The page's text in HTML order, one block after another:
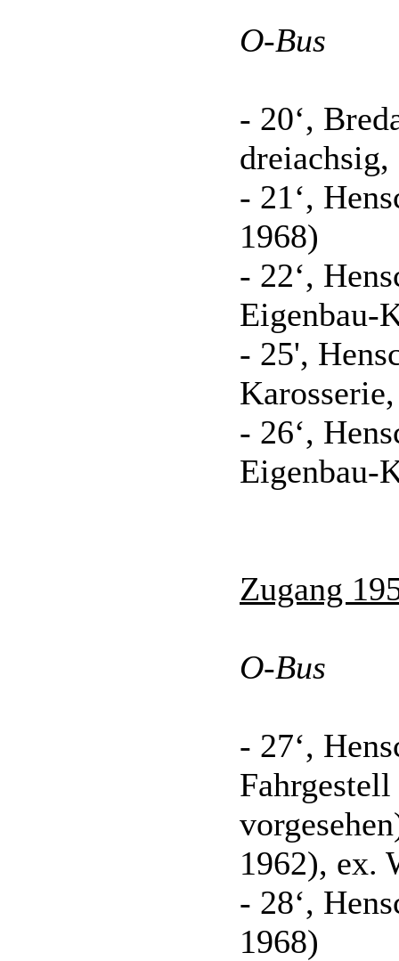
* Es ist nicht zu 100%
Zuordnung erfolgte nach
O-Bus
- 20‘,
- 21‘,
1968)
- 22‘,
Eigenbau-
- 25',
- 26‘,
Eigenbau-
Zugang
O-Bus
- 27‘,
1962), ex.
- 28‘,
1968)